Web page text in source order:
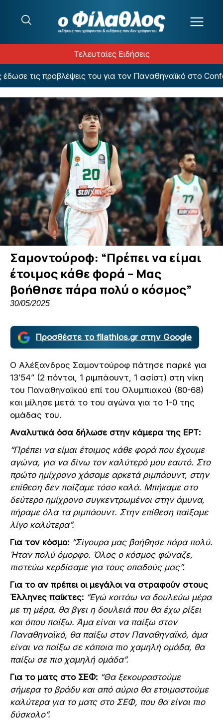
Τελευταίες Ειδήσεις
τις προβλέψεις του για τον Παναθηναϊκό στο
Σαμοντούροφ: “Πρέπει να είμαι
έτοιμος κάθε φορά – Μας
βοήθησε πάρα πολύ ο κόσμος”
30/05/2025
Προσθέστε το filathlos.gr στην Google
Ο Αλέξανδρος Σαμοντούροφ πάτησε παρκέ για
13’54” (2 πόντοι, 1 ριμπάουντ, 1 ασίστ) στη νίκη
του Παναθηναϊκού επί του Ολυμπιακού (80-68)
και μίλησε μετά το του αγώνα για το 1-0 της
ομάδας του.
Αναλυτικά όσα δήλωσε στην κάμερα της ΕΡΤ:
“Πρέπει να είμαι έτοιμος κάθε φορά που έχουμε
αγώνα, για να δίνω τον καλύτερό μου εαυτό. Στο
πρώτο ημίχρονο χάσαμε αρκετά ριμπάουντ, στην
επίθεση δεν παίζαμε τόσο καλά. Μπήκαμε στο
δεύτερο ημίχρονο συγκεντρωμένοι στην άμυνα,
πήραμε όλα τα ριμπάουντ. Στην επίθεση παίξαμε
λίγο καλύτερα”.
Για τον κόσμο: “Σίγουρα μας βοήθησε πάρα πολύ.
Ήταν πολύ όμορφο. Όλος ο κόσμος φώναζε,
πιστεύω κερδίσαμε για τους οπαδούς μας”.
Για το αν πρέπει οι μεγάλοι να στραφούν στους
Έλληνες παίκτες: “Εγώ κοιτάω να δουλεύω μέρα
με τη μέρα, θα βγει η δουλειά που θα έχω ρίξει
και όπου παίξω. Άμα είναι να παίξω στον
Παναθηναϊκό, θα παίξω στον Παναθηναϊκό, άμα
είναι να παίξω σε κάποια πιο χαμηλή ομάδα, θα
παίξω σε πιο χαμηλή ομάδα”.
Για το ματς στο ΣΕΦ: “Θα ξεκουραστούμε
σήμερα το βράδυ και από αύριο θα ετοιμαστούμε
καλύτερα για το ματς στο ΣΕΦ, που θα είναι πιο
δύσκολο”.